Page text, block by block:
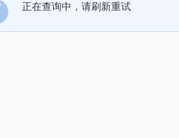
正在查询中，请刷新重试